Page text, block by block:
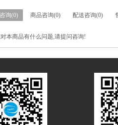
询(0) 商品咨询(0) 配送咨询(0)
本商品有什么问题,请提问咨询!